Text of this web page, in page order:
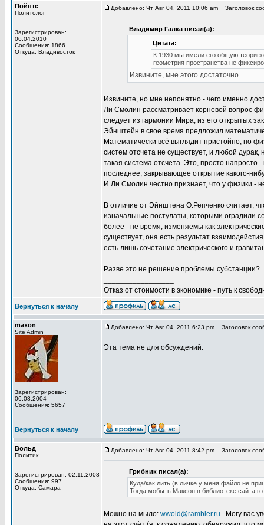
Пойнтс
Политолог
Зарегистрирован:
06.04.2010
Сообщения: 1866
Откуда: Владивосток
Добавлено: Чт Авг 04, 2011 10:06 am Заголовок
Владимир Галка писал(а):
Цитата:
К 1930 мы имели его общую теорию
геометрия пространства не
Извините, мне этого достаточно.
Извините, но мне непонятно - чего именно
Ли Смолин рассматривает корневой вопрос
следует из гармонии Мира, из его открытых
Эйнштейн в свое время предложил
Математически всё выглядит пристойно, но
систем отсчета не существует, и любой
такая система отсчета. Это, просто
последнее, закрывающее открытие какого-
И Ли Смолин честно признает, что у физики -
В отличие от Эйнштена О.Репченко считает,
изначальные постулаты, которыми оградили
более - не время, изменяемы как
существует, она есть результат
есть лишь сочетание электрического и
Разве это не решение проблемы субстанции?
Отказ от стоимости в экономике - путь к
Вернуться к началу
maxon
Site Admin
Зарегистрирован:
06.08.2004
Сообщения: 5657
Добавлено: Чт Авг 04, 2011 6:23 pm Заголовок
Эта тема не для обсуждений.
Вернуться к началу
Вольд
Политик
Зарегистрирован: 02.11.2008
Сообщения: 997
Откуда: Самара
Добавлено: Чт Авг 04, 2011 8:42 pm Заголовок
Грибник писал(а):
Куда/как лить (в личке у меня файло не
Тогда мобыть Максон в библиотеке сайта
Можно на мыло: wwold@rambler.ru . Могу вас